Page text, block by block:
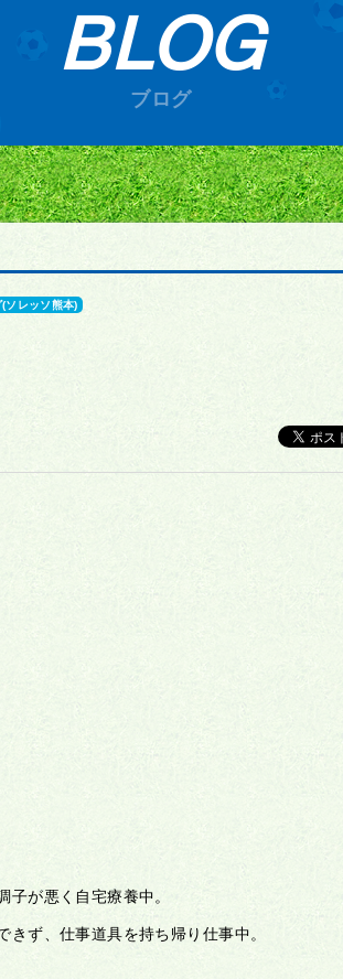
BLOG
ブログ
ソレッソ熊本)
が悪く自宅療養中。
ず、仕事道具を持ち帰り仕事中。